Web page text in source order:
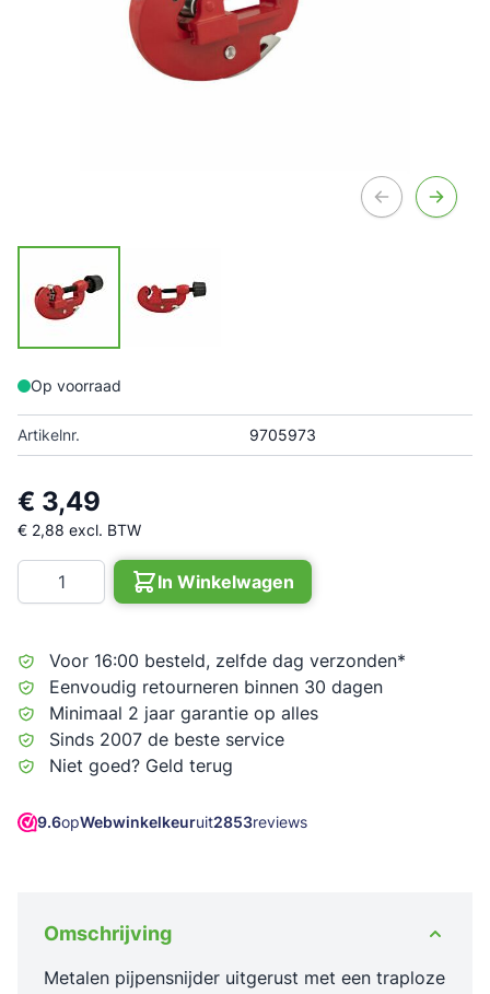
Op voorraad
Artikelnr. 9705973
€ 3,49
€ 2,88 excl. BTW
Aantal
In Winkelwagen
Voor 16:00 besteld, zelfde dag verzonden*
Eenvoudig retourneren binnen 30 dagen
Minimaal 2 jaar garantie op alles
Sinds 2007 de beste service
Niet goed? Geld terug
9.6opWebwinkelkeuruit2853reviews
Omschrijving
Metalen pijpensnijder uitgerust met een traploze